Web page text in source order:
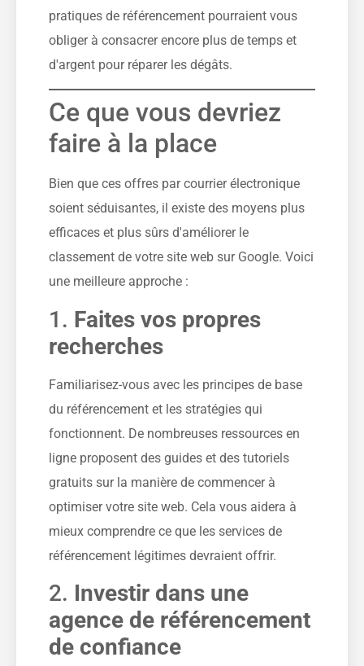
pratiques de référencement pourraient vous
obliger à consacrer encore plus de temps et
d'argent pour réparer les dégâts.
Ce que vous devriez
faire à la place
Bien que ces offres par courrier électronique
soient séduisantes, il existe des moyens plus
efficaces et plus sûrs d'améliorer le
classement de votre site web sur Google. Voici
une meilleure approche :
1. Faites vos propres
recherches
Familiarisez-vous avec les principes de base
du référencement et les stratégies qui
fonctionnent. De nombreuses ressources en
ligne proposent des guides et des tutoriels
gratuits sur la manière de commencer à
optimiser votre site web. Cela vous aidera à
mieux comprendre ce que les services de
référencement légitimes devraient offrir.
2. Investir dans une
agence de référencement
de confiance